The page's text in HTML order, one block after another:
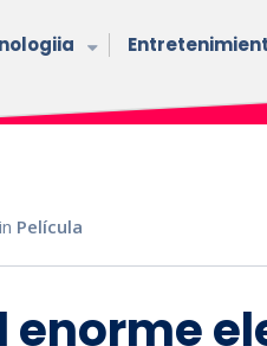
Película
enorme